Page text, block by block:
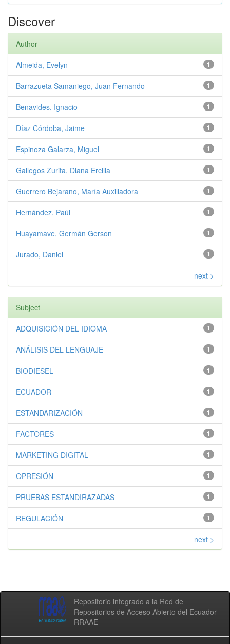
Discover
Author
1
Almeida, Evelyn
1
Barrazueta Samaniego, Juan Fernando
1
Benavides, Ignacio
1
Díaz Córdoba, Jaime
1
Espinoza Galarza, Miguel
1
Gallegos Zurita, Diana Ercilia
1
Guerrero Bejarano, María Auxiliadora
1
Hernández, Paúl
1
Huayamave, Germán Gerson
1
Jurado, Daniel
next >
Subject
1
ADQUISICIÓN DEL IDIOMA
1
ANÁLISIS DEL LENGUAJE
1
BIODIESEL
1
ECUADOR
1
ESTANDARIZACIÓN
1
FACTORES
1
MARKETING DIGITAL
1
OPRESIÓN
1
PRUEBAS ESTANDIRAZADAS
1
REGULACIÓN
next >
Repositorio integrado a la Red de
Repositorios de Acceso Abierto del Ecuador -
RRAAE